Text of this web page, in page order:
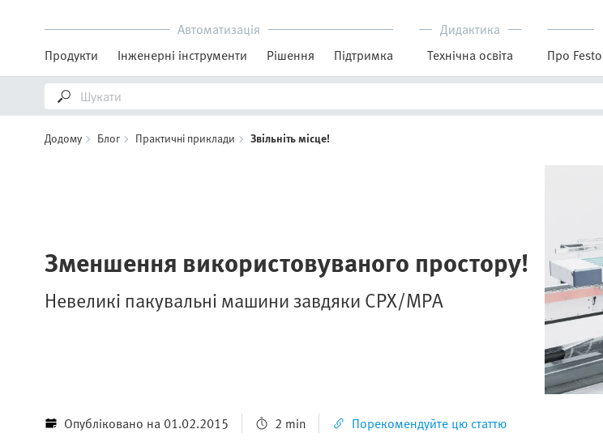
Автоматизація
Продукти
Інженерні інструменти Рішення Підтримка
Дидактика
Технічна освіта
Про Festo
Додому Блог Практичні приклади Звільніть місце!
Зменшення використовуваного простору!
Невеликі пакувальні машини завдяки СРХ/МРА
Опубліковано на 01.02.2015 2 min Порекомендуйте цю статтю